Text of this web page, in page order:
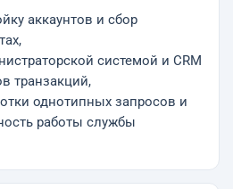
аккаунтов и сбор
системой и CRM
транзакций,
однотипных запросов и
работы службы